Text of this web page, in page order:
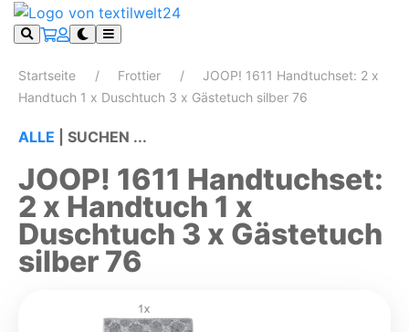
Startseite Frottier
JOOP! 1611 Handtuchset: 2 x
Handtuch 1 x Duschtuch 3 x Gästetuch silber 76
ALLE SUCHEN ...
JOOP! 1611 Handtuchset:
2 x Handtuch 1 x
Duschtuch 3 x Gästetuch
silber 76